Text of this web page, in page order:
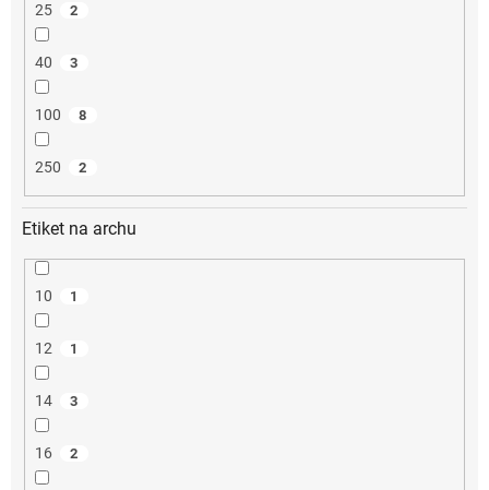
25 2
40 3
100 8
250 2
Etiket na archu
10 1
12 1
14 3
16 2